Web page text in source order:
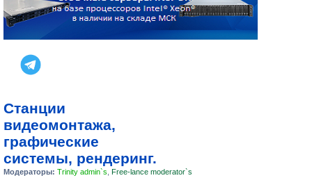
Станции
видеомонтажа,
графические
системы, рендеринг.
Модераторы: Trinity admin`s Free-lance moderator`s